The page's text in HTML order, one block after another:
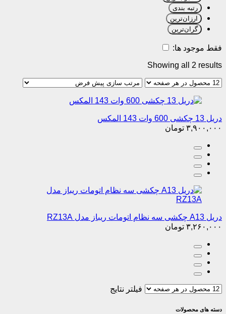
رتبه بندی
ارزان‌ترین
گران‌ترین
فقط موجود ها:
Showing all 2 results
دریل 13 چکشی 600 وات 143 المکس
۳,۹۰۰,۰۰۰ تومان
دریل A13 چکشی سه نظام اتومات ریباز مدل RZ13A
۳,۲۶۰,۰۰۰ تومان
فیلتر نتایج
دسته های محصولات